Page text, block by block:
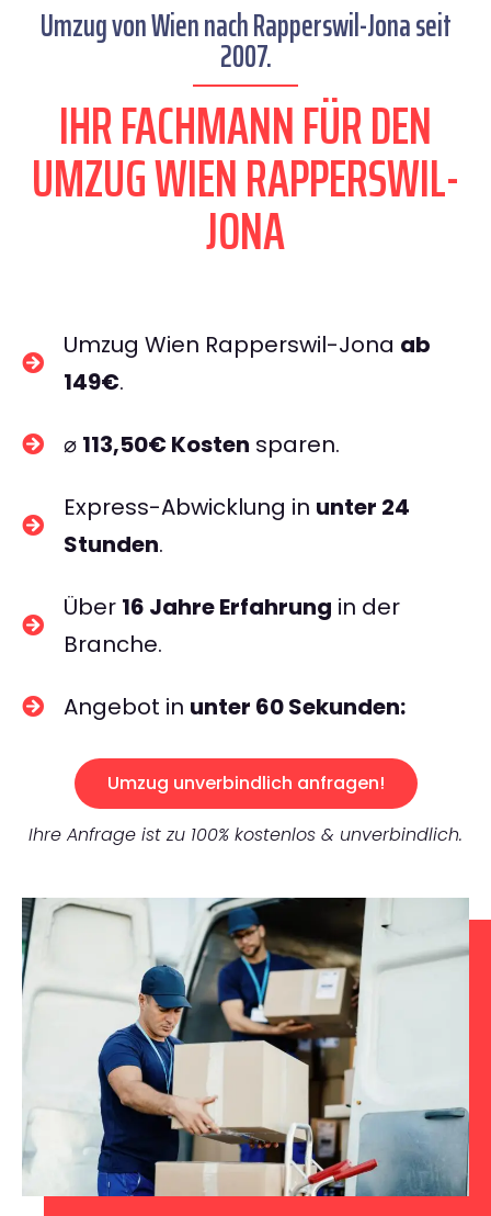
Umzug von Wien nach Rapperswil-Jona seit
2007.
IHR FACHMANN FÜR DEN
UMZUG WIEN RAPPERSWIL-
JONA
Umzug Wien Rapperswil-Jona ab
149€.
⌀ 113,50€ Kosten sparen.
Express-Abwicklung in unter 24
Stunden.
Über 16 Jahre Erfahrung in der
Branche.
Angebot in unter 60 Sekunden:
Umzug unverbindlich anfragen!
Ihre Anfrage ist zu 100% kostenlos & unverbindlich.